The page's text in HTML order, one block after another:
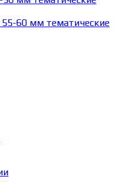
60 мм тематические